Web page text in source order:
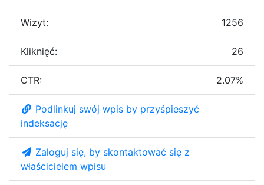
Wizyt: 1256
Kliknięć: 26
CTR: 2.07%
Podlinkuj swój wpis by przyśpieszyć
indeksację
Zaloguj się, by skontaktować się z
właścicielem wpisu